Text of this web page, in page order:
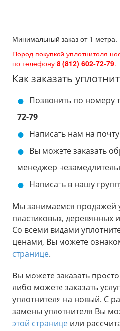
Минимальный заказ от 1 метра.
Перед покупкой уплотнителя
по телефону 8 (812) 602-72-79.
Как заказать
Позвонить по номеру
72-79
Написать нам на почту
Вы можете заказать
менеджер
Написать в нашу
Мы занимаемся продажей
пластиковых, деревянных
Со всеми видами
ценами, Вы можете
странице.
Вы можете заказать
либо можете заказать
уплотнителя на новый. С
замены уплотнителя Вы
этой странице или